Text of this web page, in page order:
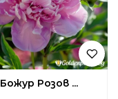
Божур Розов ...